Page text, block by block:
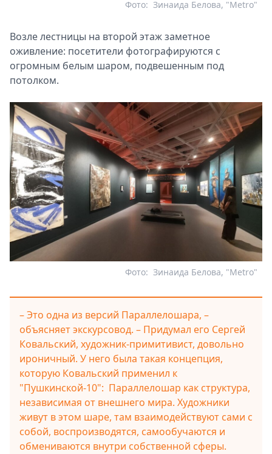
Зинаида Белова, "Metro"
Фото:
Возле лестницы на второй этаж заметное
оживление: посетители фотографируются с
огромным белым шаром, подвешенным под
потолком.
Зинаида Белова, "Metro"
Фото:
– Это одна из версий Параллелошара, –
объясняет экскурсовод. – Придумал его Сергей
Ковальский, художник-примитивист, довольно
ироничный. У него была такая концепция,
которую Ковальский применил к
"Пушкинской-10": Параллелошар как структура,
независимая от внешнего мира. Художники
живут в этом шаре, там взаимодействуют сами с
собой, воспроизводятся, самообучаются и
обмениваются внутри собственной сферы.